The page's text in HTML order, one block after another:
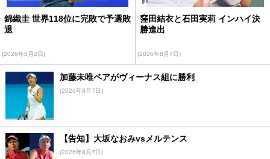
錦織圭 世界118位に完敗で予選敗
退
(2026年8月2日)
窪田結衣と石田実莉 インハイ決
勝進出
(2026年8月7日)
加藤未唯ペアがヴィーナス組に勝利
(2026年8月7日)
【告知】大坂なおみvsメルテンス
(2026年8月7日)